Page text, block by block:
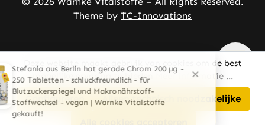
Theme by TC-Innovations
Deze website maakt gebruik van cookies om de best
mogelijke ervaring te bieden
Meer informatie ...
Alleen technisch noodzakelijke
Configureren